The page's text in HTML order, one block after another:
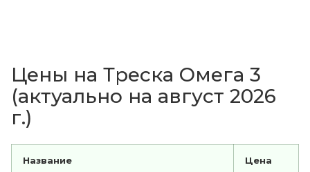
Цены на Треска Омега 3
(актуально на август 2026
г.)
Название Цена